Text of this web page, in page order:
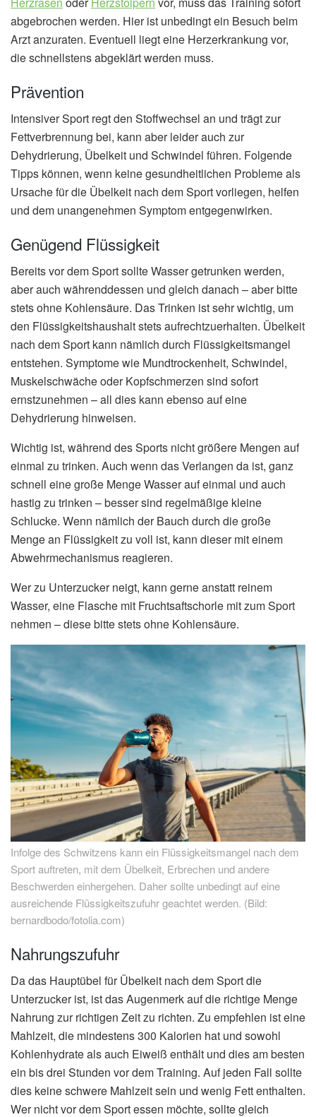
abgebrochen werden. Hier ist unbedingt ein Besuch beim
Arzt anzuraten. Eventuell liegt eine Herzerkrankung vor,
die schnellstens abgeklärt werden muss.
Prävention
Intensiver Sport regt den Stoffwechsel an und trägt zur
Fettverbrennung bei, kann aber leider auch zur
Dehydrierung, Übelkeit und Schwindel führen. Folgende
Tipps können, wenn keine gesundheitlichen Probleme als
Ursache für die Übelkeit nach dem Sport vorliegen, helfen
und dem unangenehmen Symptom entgegenwirken.
Genügend Flüssigkeit
Bereits vor dem Sport sollte Wasser getrunken werden,
aber auch währenddessen und gleich danach – aber bitte
stets ohne Kohlensäure. Das Trinken ist sehr wichtig, um
den Flüssigkeitshaushalt stets aufrechtzuerhalten. Übelkeit
nach dem Sport kann nämlich durch Flüssigkeitsmangel
entstehen. Symptome wie Mundtrockenheit, Schwindel,
Muskelschwäche oder Kopfschmerzen sind sofort
ernstzunehmen – all dies kann ebenso auf eine
Dehydrierung hinweisen.
Wichtig ist, während des Sports nicht größere Mengen auf
einmal zu trinken. Auch wenn das Verlangen da ist, ganz
schnell eine große Menge Wasser auf einmal und auch
hastig zu trinken – besser sind regelmäßige kleine
Schlucke. Wenn nämlich der Bauch durch die große
Menge an Flüssigkeit zu voll ist, kann dieser mit einem
Abwehrmechanismus reagieren.
Wer zu Unterzucker neigt, kann gerne anstatt reinem
Wasser, eine Flasche mit Fruchtsaftschorle mit zum Sport
nehmen – diese bitte stets ohne Kohlensäure.
Infolge des Schwitzens kann ein Flüssigkeitsmangel nach dem
Sport auftreten, mit dem Übelkeit, Erbrechen und andere
Beschwerden einhergehen. Daher sollte unbedingt auf eine
ausreichende Flüssigkeitszufuhr geachtet werden. (Bild:
bernardbodo/fotolia.com)
Nahrungszufuhr
Da das Hauptübel für Übelkeit nach dem Sport die
Unterzucker ist, ist das Augenmerk auf die richtige Menge
Nahrung zur richtigen Zeit zu richten. Zu empfehlen ist eine
Mahlzeit, die mindestens 300 Kalorien hat und sowohl
Kohlenhydrate als auch Eiweiß enthält und dies am besten
ein bis drei Stunden vor dem Training. Auf jeden Fall sollte
dies keine schwere Mahlzeit sein und wenig Fett enthalten.
Wer nicht vor dem Sport essen möchte, sollte gleich